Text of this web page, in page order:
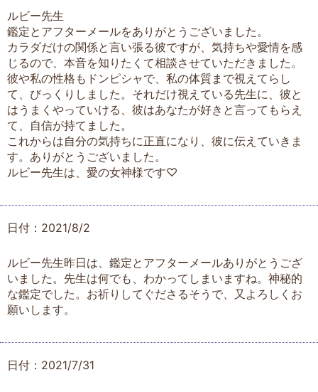
ルビー先生
鑑定とアフターメールをありがとうございました。
カラダだけの関係と言い張る彼ですが、気持ちや愛情を感
じるので、本音を知りたくて相談させていただきました。
彼や私の性格もドンピシャで、私の体質まで視えてらし
て、びっくりしました。それだけ視えている先生に、彼と
はうまくやっていける、彼はあなたが好きと言ってもらえ
て、自信が持てました。
これからは自分の気持ちに正直になり、彼に伝えていきま
す。ありがとうございました。
ルビー先生は、愛の女神様です♡
日付：2021/8/2
ルビー先生昨日は、鑑定とアフターメールありがとうござ
いました。先生は何でも、わかってしまいますね。神秘的
な鑑定でした。お祈りしてぐださるそうで、又よろしくお
願いします。
日付：2021/7/31